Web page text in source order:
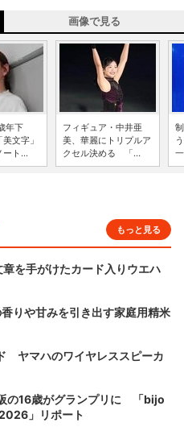
画像で見る
年下
文字」
ート...
フィギュア・中井亜
美、華麗にトリプルア
クセル決める 「...
もっと見る
を手がけたカード入りウエハ
りや甘みを引き出す家庭用精米
ヤマハのワイヤレススピーカ
の16歳がグランプリに 「bijo
」リポート